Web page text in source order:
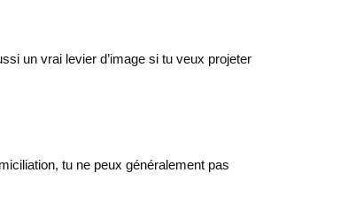
un vrai levier d’image si tu veux projeter
tu ne peux généralement pas